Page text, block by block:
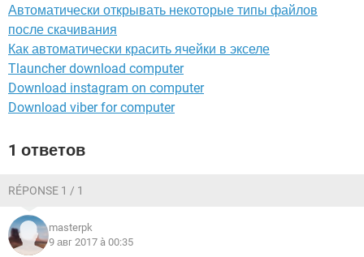
Автоматически открывать некоторые типы файлов
после скачивания
Как автоматически красить ячейки в экселе
Tlauncher download computer
Download instagram on computer
Download viber for computer
1 ответов
RÉPONSE 1 / 1
masterpk
9 авг 2017 à 00:35